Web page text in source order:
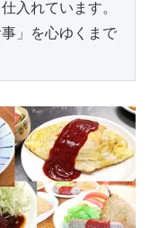
入れています。
」を心ゆくまで